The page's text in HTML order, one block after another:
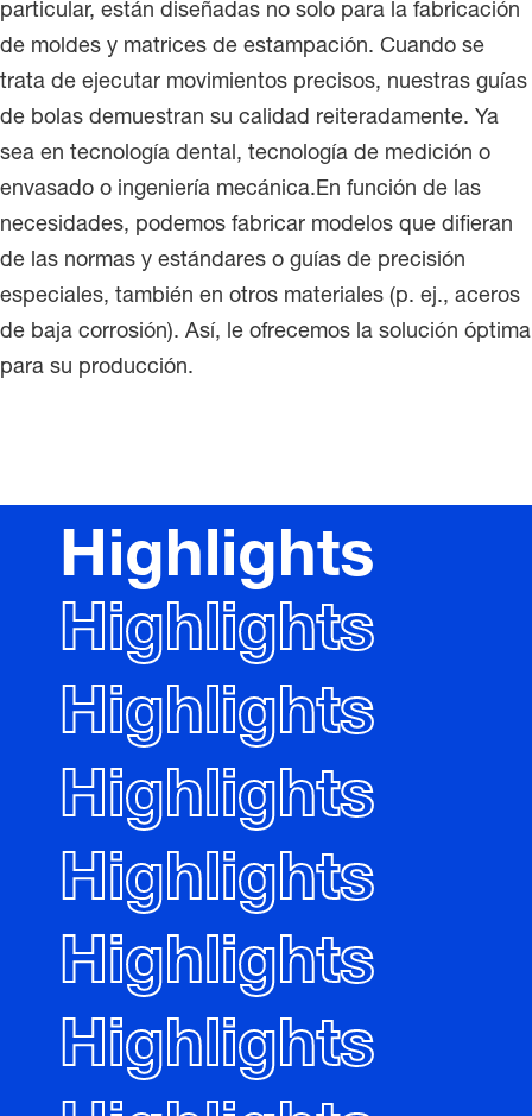
particular, están diseñadas no solo para la fabricación
de moldes y matrices de estampación. Cuando se
trata de ejecutar movimientos precisos, nuestras guías
de bolas demuestran su calidad reiteradamente. Ya
sea en tecnología dental, tecnología de medición o
envasado o ingeniería mecánica.En función de las
necesidades, podemos fabricar modelos que difieran
de las normas y estándares o guías de precisión
especiales, también en otros materiales (p. ej., aceros
de baja corrosión). Así, le ofrecemos la solución óptima
para su producción.
Highlights
Highlights
Highlights
Highlights
Highlights
Highlights
Highlights